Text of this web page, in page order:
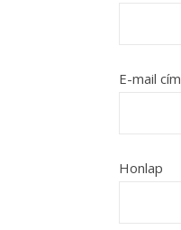
E-mail cím
Honlap